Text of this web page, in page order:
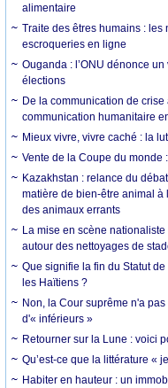
alimentaire
Traite des êtres humains :
escroqueries en ligne
Ouganda : l’ONU dénonce
élections
De la communication de
communication humanitaire
Mieux vivre, vivre caché : la
Vente de la Coupe du monde
Kazakhstan : relance du
matière de bien-être animal à
des animaux errants
La mise en scène
autour des nettoyages de
Que signifie la fin du Statut
les Haïtiens ?
Non, la Cour suprême n'a
d'« inférieurs »
Retourner sur la Lune : voici
Qu’est-ce que la littérature «
Habiter en hauteur : un